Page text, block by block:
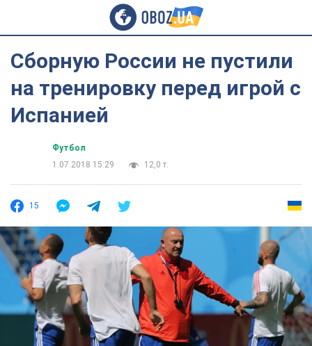
Сборную России не пустили
на тренировку перед игрой с
Испанией
Футбол
1.07.2018 15:29
12,0 т.
15